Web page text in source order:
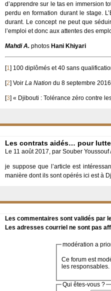
d’apprendre sur le tas en immersion
perdu en formation durant le stage.
durant. Le concept ne peut que
l’emploi et donc aux attentes des
Mahdi A. photos Hani Khiyari
[1] 100 diplômés et 40 sans
[2] Voir La Nation du 8 septembre 2016
[3] « Djibouti : Tolérance zéro contre
Les contrats aidés… pour
Le 11 août 2017, par Souber Youssouf
je suppose que l’article est
manière dont ils sont opérés ici est à
Les commentaires sont validés par
Les adresses courriel ne sont pas
modération a
Ce forum est
les responsables.
Qui êtes-vous ?